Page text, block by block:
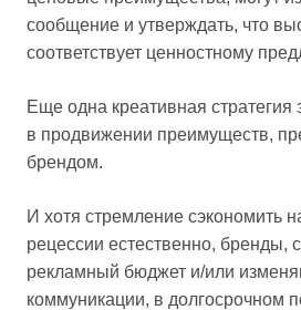
сообщение и утверждать, что
соответствует ценностному
Еще одна креативная стратегия
в продвижении преимуществ,
брендом.
И хотя стремление сэкономить
рецессии естественно, бренды,
рекламный бюджет и/или
коммуникации, в долгосрочном